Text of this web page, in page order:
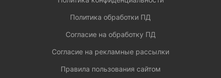
Политика обработки ПД
Согласие на обработку ПД
Согласие на рекламные рассылки
Правила пользования сайтом